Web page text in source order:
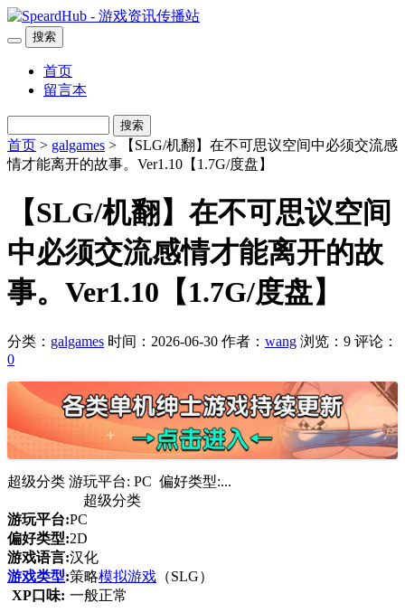
搜索
首页
留言本
搜索
首页 > galgames > 【SLG/机翻】在不可思议空间中必须交流感
情才能离开的故事。Ver1.10【1.7G/度盘】
【SLG/机翻】在不可思议空间
中必须交流感情才能离开的故
事。Ver1.10【1.7G/度盘】
分类： galgames 时间：2026-06-30 作者： wang 浏览：9 评论：
0
超级分类 游玩平台: PC 偏好类型:...
超级分类
游玩平台:PC
偏好类型:2D
游戏语言:汉化
游戏类型:策略模拟游戏 （SLG）
XP口味: 一般正常